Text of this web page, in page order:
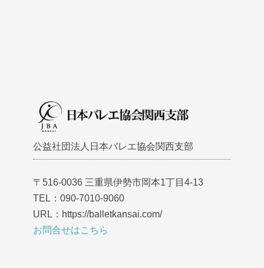
公益社団法人日本バレエ協会関西支部
〒516-0036 三重県伊勢市岡本1丁目4-13
TEL：090-7010-9060
URL：https://balletkansai.com/
お問合せはこちら